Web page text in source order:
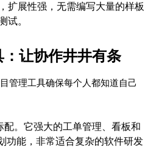
扩展性强，无需编写大量的样板
试。
让协作井井有条
管理工具确保每个人都知道自己
配。它强大的工单管理、看板和
功能，非常适合复杂的软件研发